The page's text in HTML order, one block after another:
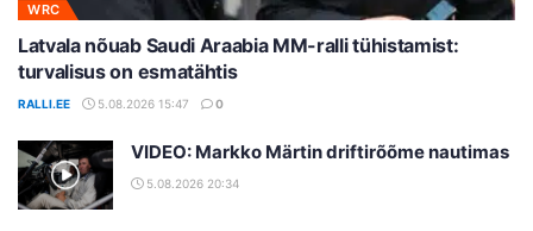
WRC
Latvala nõuab Saudi Araabia MM-ralli tühistamist:
turvalisus on esmatähtis
RALLI.EE 5.08.2026 15:47 0
VIDEO: Markko Märtin driftirõõme nautimas
5.08.2026 20:34